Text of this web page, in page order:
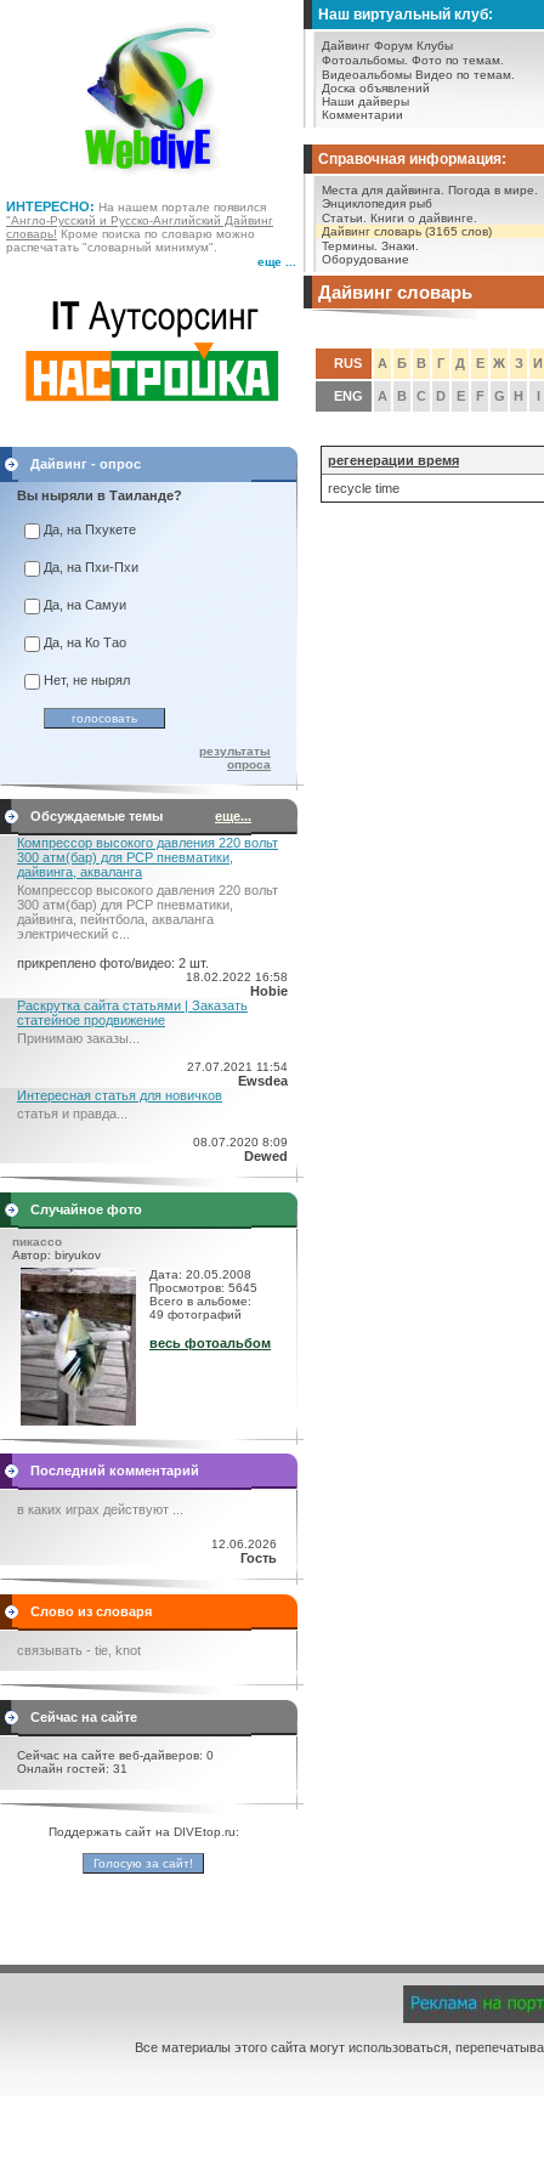
ИНТЕРЕСНО: На нашем портале появился
"Англо-Русский и Русско-Английский Дайвинг
словарь! Кроме поиска по словарю можно
распечатать "словарный минимум".
еще ...
Наш виртуальный клуб:
Дайвинг Форум Клубы
Фотоальбомы. Фото по темам.
Видеоальбомы Видео по темам.
Доска объявлений
Наши дайверы
Комментарии
Справочная информация:
Места для дайвинга.
Погода в мире.
Энциклопедия рыб
Статьи.
Книги о дайвинге.
Дайвинг словарь (3165 слов)
Термины. Знаки.
Оборудование
Дайвинг - опрос
Вы ныряли в Таиланде?
Да, на Пхукете
Да, на Пхи-Пхи
Да, на Самуи
Да, на Ко Тао
Нет, не нырял
результаты
опроса
Обсуждаемые темы
еще...
Компрессор высокого давления 220 вольт
300 атм(бар) для PCP пневматики,
дайвинга, акваланга
Компрессор высокого давления 220 вольт
300 атм(бар) для PCP пневматики,
дайвинга, пейнтбола, акваланга
электрический c...
прикреплено фото/видео: 2 шт.
18.02.2022 16:58
Hobie
Раскрутка сайта статьями | Заказать
статейное продвижение
Принимаю заказы...
27.07.2021 11:54
Ewsdea
Интересная статья для новичков
статья и правда...
08.07.2020 8:09
Dewed
Случайное фото
пикассо
Автор: biryukov
Дата: 20.05.2008
Просмотров: 5645
Всего в альбоме:
49 фотографий
весь фотоальбом
Последний комментарий
в каких играх действуют ...
12.06.2026
Гость
Слово из словаря
связывать - tie, knot
Сейчас на сайте
Сейчас на сайте веб-дайверов: 0
Онлайн гостей: 31
Поддержать сайт на DIVEtop.ru:
Дайвинг словарь
RUS А Б В Г Д Е Ж З И
ENG A B C D E F G H I
регенерации время
recycle time
Все материалы этого сайта могут использоваться,